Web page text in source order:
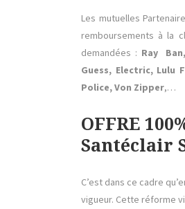
Les mutuelles
remboursements à la
demandées : Ray
Guess, Electric, Lulu
Police, Von Zipper,…
OFFRE
Santéclair
C’est dans ce cadre
vigueur. Cette réforme